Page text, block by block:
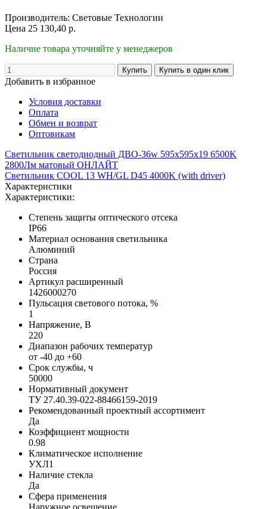
Производитель: Световые Технологии
Цена 25 130,40 р.
Наличие товара уточняйте у менеджеров
Добавить в избранное
Условия доставки
Оплата
Обмен и возврат
Оптовикам
Светильник светодиодный ДВО-36w 595х595х19 6500K
2800Лм матовый ОНЛАЙТ
Светильник COOL 13 WH/GL D45 4000K (with driver)
Характеристики
Характеристики:
Степень защиты оптического отсека
IP66
Материал основания светильника
Алюминий
Страна
Россия
Артикул расширенный
1426000270
Пульсация светового потока, %
1
Напряжение, В
220
Диапазон рабочих температур
от -40 до +60
Срок службы, ч
50000
Нормативный документ
ТУ 27.40.39-022-88466159-2019
Рекомендованный проектный ассортимент
Да
Коэффициент мощности
0.98
Климатическое исполнение
УХЛ1
Наличие стекла
Да
Сфера применения
Наружное освещение